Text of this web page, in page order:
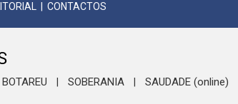
CONTACTOS
BOTAREU SOBERANIA SAUDADE (online)